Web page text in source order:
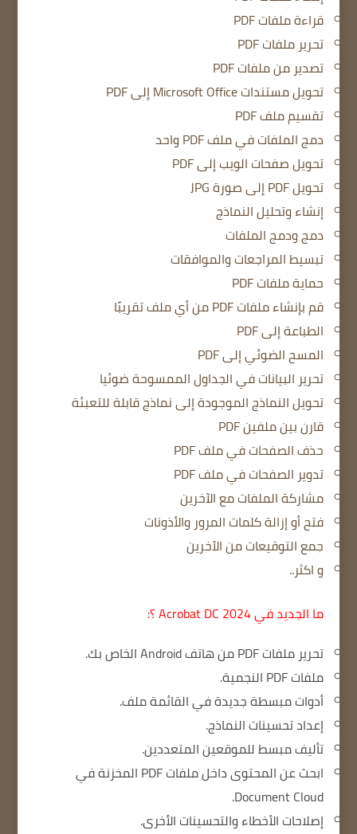
قراءة ملفات PDF
تحرير ملفات PDF
تصدير من ملفات PDF
تحويل مستندات Microsoft Office إلى PDF
تقسيم ملف PDF
دمج الملفات في ملف PDF واحد
تحويل صفحات الويب إلى PDF
تحويل PDF إلى صورة JPG
إنشاء وتحليل النماذج
دمج ودمج الملفات
تبسيط المراجعات والموافقات
حماية ملفات PDF
قم بإنشاء ملفات PDF من أي ملف تقريبًا
الطباعة إلى PDF
المسح الضوئي إلى PDF
تحرير البيانات في الجداول الممسوحة ضوئيا
تحويل النماذج الموجودة إلى نماذج قابلة للتعبئة
قارن بين ملفين PDF
حذف الصفحات في ملف PDF
تدوير الصفحات في ملف PDF
مشاركة الملفات مع الآخرين
فتح أو إزالة كلمات المرور والأذونات
جمع التوقيعات من الآخرين
و اكثر..
ما الجديد في Acrobat DC 2024 ؟:
تحرير ملفات PDF من هاتف Android الخاص بك.
ملفات PDF النجمية.
أدوات مبسطة جديدة في القائمة ملف.
إعداد تحسينات النماذج.
تأليف مبسط للموقعين المتعددين.
ابحث عن المحتوى داخل ملفات PDF المخزنة في
Document Cloud.
إصلاحات الأخطاء والتحسينات الأخرى.